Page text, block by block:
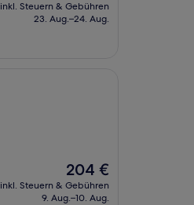
beträgt
inkl. Steuern & Gebühren
23. Aug.–24. Aug.
Der
Preis
beträgt
204 €
inkl. Steuern & Gebühren
9. Aug.–10. Aug.